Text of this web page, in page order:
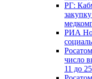
РГ:
РИА
число
11 до 25